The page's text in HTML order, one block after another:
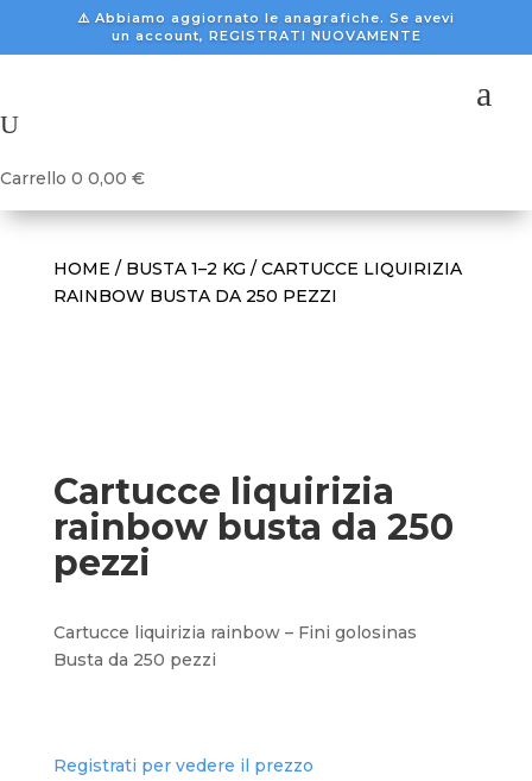
⚠️ Abbiamo aggiornato le anagrafiche. Se avevi
un account, REGISTRATI NUOVAMENTE
a
U
Carrello 0 0,00 €
HOME / BUSTA 1–2 KG / CARTUCCE LIQUIRIZIA
RAINBOW BUSTA DA 250 PEZZI
Cartucce liquirizia
rainbow busta da 250
pezzi
Cartucce liquirizia rainbow – Fini golosinas
Busta da 250 pezzi
Registrati per vedere il prezzo